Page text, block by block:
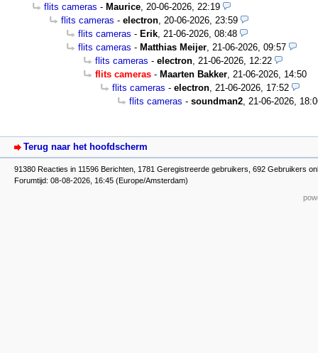
flits cameras - Maurice 20-06-2026, 22:19
flits cameras - electron 20-06-2026, 23:59
flits cameras - Erik 21-06-2026, 08:48
flits cameras - Matthias Meijer 21-06-2026, 09:57
flits cameras - electron 21-06-2026, 12:22
flits cameras - Maarten Bakker 21-06-2026, 14:50
flits cameras - electron 21-06-2026, 17:52
flits cameras - soundman2 21-06-2026,
Terug naar het hoofdscherm
91380 Reacties in 11596 Berichten, 1781 Geregistreerde gebruikers, 692 Gebruikers
Forumtijd: 08-08-2026, 16:45 (Europe/Amsterdam)